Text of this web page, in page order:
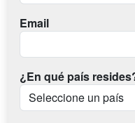
Email
¿En qué país